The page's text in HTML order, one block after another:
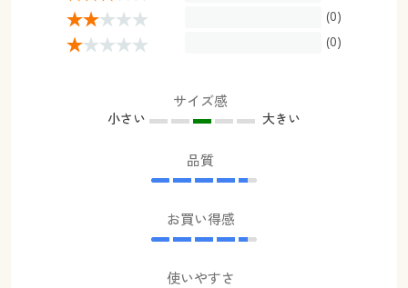
(0)
(0)
サイズ感
小さい 大きい
品質
お買い得感
使いやすさ